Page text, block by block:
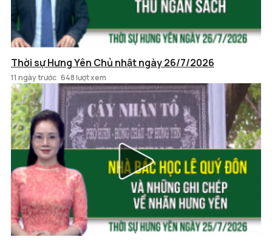
Thời sự Hưng Yên Chủ nhật ngày 26/7/2026
11 ngày trước 648 lượt xem